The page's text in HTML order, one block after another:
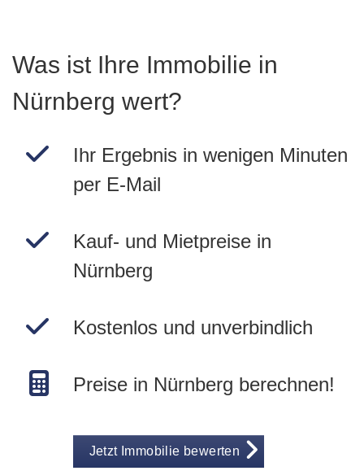
Was ist Ihre Immobilie in
Nürnberg wert?
Ihr Ergebnis in wenigen Minuten
per E-Mail
Kauf- und Mietpreise in
Nürnberg
Kostenlos und unverbindlich
Preise in Nürnberg berechnen!
Jetzt Immobilie bewerten